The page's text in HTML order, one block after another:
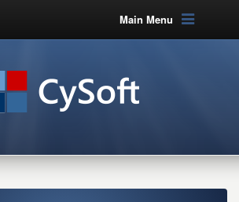
Main Menu